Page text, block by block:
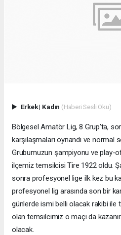
Erkek| Kadın (Haberi Sesli Oku)
Bölgesel Amatör Lig, 8 Grup’ta,
karşılaşmaları oynandı ve normal
Grubumuzun şampiyonu ve play-
ilçemiz temsilcisi Tire 1922 oldu.
sonra profesyonel lige ilk kez bu
profesyonel lig arasında son bir
günlerde ismi belli olacak rakibi ile
olan temsilcimiz o maçı da
olacak.